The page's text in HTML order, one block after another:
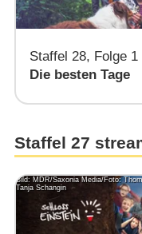
Staffel 28, Folge 1
Die besten Tage
Staffel 27
Bild: MDR/Saxonia Media/Foto:
Tanja Schangin